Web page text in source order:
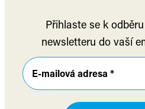
Přihlaste se k
newsletteru do vaší